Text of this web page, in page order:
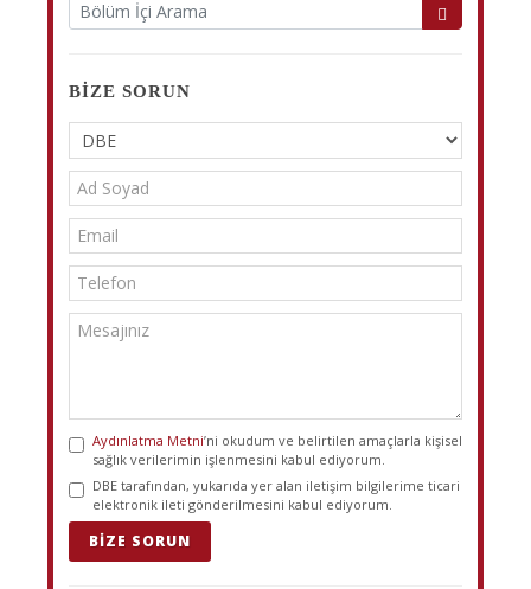
BIZE SORUN
Aydınlatma Metni’ni okudum ve belirtilen amaçlarla kişisel
sağlık verilerimin işlenmesini kabul ediyorum.
DBE tarafından, yukarıda yer alan iletişim bilgilerime ticari
elektronik ileti gönderilmesini kabul ediyorum.
BIZE SORUN